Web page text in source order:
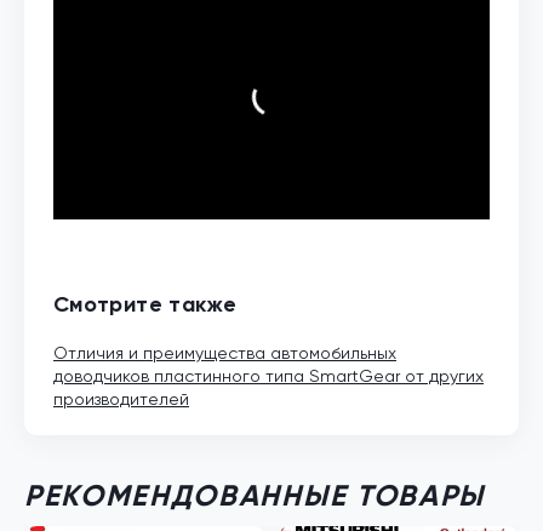
Смотрите также
Отличия и преимущества автомобильных
доводчиков пластинного типа SmartGear от других
производителей
РЕКОМЕНДОВАННЫЕ ТОВАРЫ